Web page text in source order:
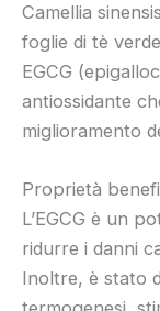
Camellia
foglie di tè
EGCG
antiossidante
miglioramento
Proprietà
L’EGCG è un
ridurre i danni
Inoltre, è stato